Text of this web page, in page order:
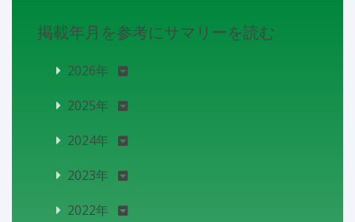
掲載年月を参考にサマリーを読む
2026年
2025年
2024年
2023年
2022年